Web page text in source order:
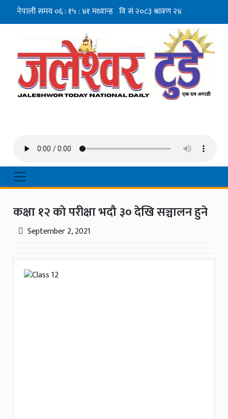
कक्षा १२ को परीक्षा भदौ ३० देखि सञ्चालन हुने
September 2, 2021